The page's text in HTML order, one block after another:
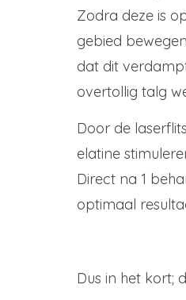
Zodra deze is
gebied
dat dit
overtollig talg
Door de
elatine
Direct na 1
optimaal
Dus in het kort;